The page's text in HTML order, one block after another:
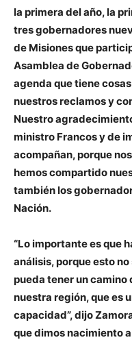
la primera del año, la
tres gobernadores
de Misiones que
Asamblea de
agenda que tiene
nuestros reclamos y
Nuestro
ministro Francos y de
acompañan, porque
hemos compartido
también los
Nación.
“Lo importante es que
análisis, porque esto
pueda tener un
nuestra región, que es
capacidad”, dijo
que dimos nacimiento